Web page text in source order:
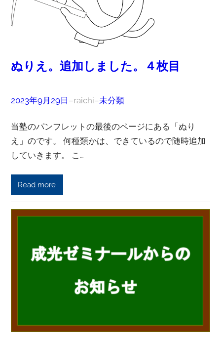
ぬりえ。追加しました。４枚目
2023年9月29日 –raichi–未分類
当塾のパンフレットの最後のページにある「ぬり
え」のです。 何種類かは、できているので随時追加
していきます。 こ…
Read more